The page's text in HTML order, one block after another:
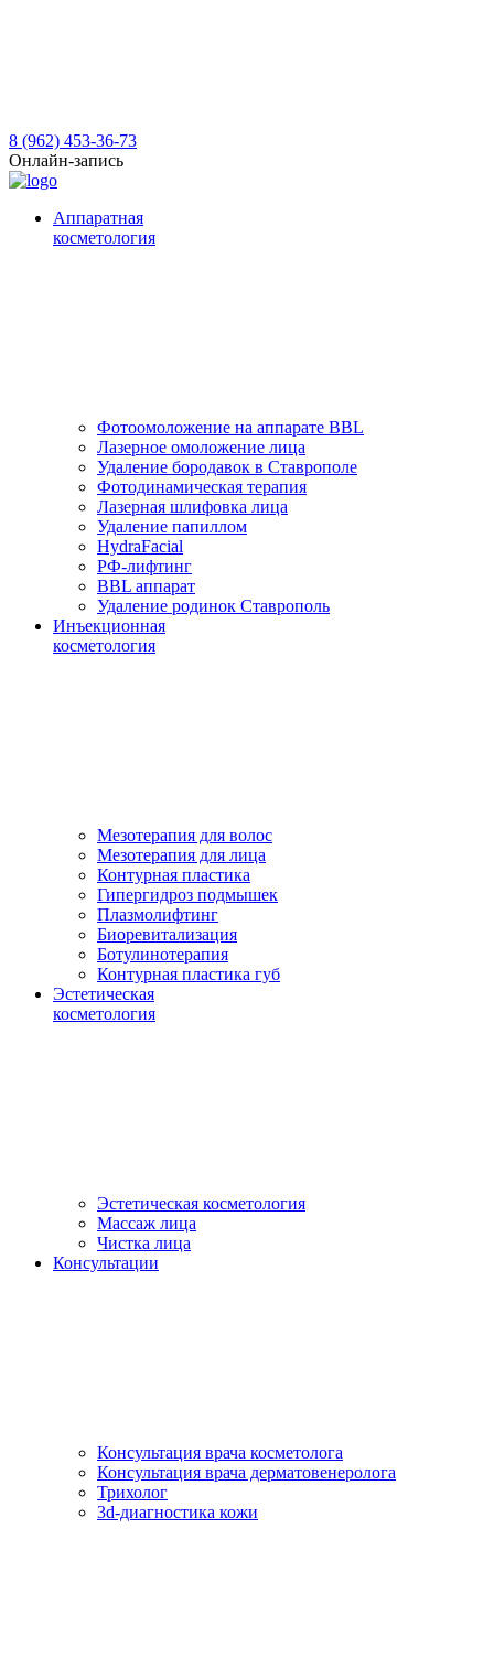
8 (962) 453-36-73
Онлайн-запись
Аппаратная
косметология
Фотоомоложение на аппарате BBL
Лазерное омоложение лица
Удаление бородавок в Ставрополе
Фотодинамическая терапия
Лазерная шлифовка лица
Удаление папиллом
HydraFacial
РФ-лифтинг
BBL аппарат
Удаление родинок Ставрополь
Инъекционная
косметология
Мезотерапия для волос
Мезотерапия для лица
Контурная пластика
Гипергидроз подмышек
Плазмолифтинг
Биоревитализация
Ботулинотерапия
Контурная пластика губ
Эстетическая
косметология
Эстетическая косметология
Массаж лица
Чистка лица
Консультации
Консультация врача косметолога
Консультация врача дерматовенеролога
Трихолог
3d-диагностика кожи